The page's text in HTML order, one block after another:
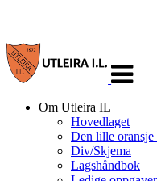
Om Utleira IL
Hovedlaget
Den lille
Div/Skjema
Lagshåndbok